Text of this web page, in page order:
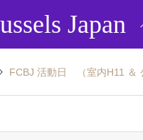
Japan
FCBJ 活動日 （室内H11 ＆